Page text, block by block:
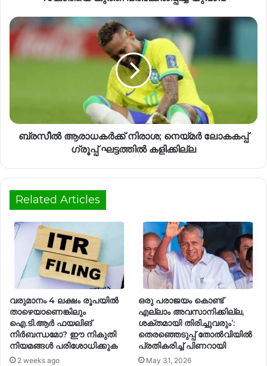
ബ്രസീൽ ആരാധകർക്ക് നിരാശ; നെയ്മർ ലോകകപ്പ്
ഗ്രൂപ്പ് ഘട്ടത്തിൽ കളിക്കില്ല
Related Articles
വരുമാനം 4 ലക്ഷം രൂപയിൽ
താഴെയാണെങ്കിലും
ഐ.ടി.ആർ ഫയലിങ്
നിർബന്ധമോ? ഈ നികുതി
നിയമങ്ങൾ പരിശോധിക്കുക
2 weeks ago
ഒരു പരാജയം കൊണ്ട്
എല്ലാം അവസാനിക്കില്ല,
ശക്തമായി തിരിച്ചുവരും’:
തെരഞ്ഞെടുപ്പ് തോൽവിയിൽ
പ്രതികരിച്ച് പിണറായി
May 31, 2026